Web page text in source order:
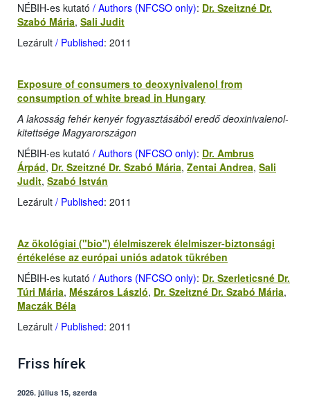
NÉBIH-es kutató / Authors (NFCSO only): Dr. Szeitzné Dr.
Szabó Mária, Sali Judit
Lezárult / Published: 2011
Exposure of consumers to deoxynivalenol from
consumption of white bread in Hungary
A lakosság fehér kenyér fogyasztásából eredő deoxinivalenol-
kitettsége Magyarországon
NÉBIH-es kutató / Authors (NFCSO only): Dr. Ambrus
Árpád, Dr. Szeitzné Dr. Szabó Mária, Zentai Andrea, Sali
Judit, Szabó István
Lezárult / Published: 2011
Az ökológiai ("bio") élelmiszerek élelmiszer-biztonsági
értékelése az európai uniós adatok tükrében
NÉBIH-es kutató / Authors (NFCSO only): Dr. Szerleticsné Dr.
Túri Mária, Mészáros László, Dr. Szeitzné Dr. Szabó Mária,
Maczák Béla
Lezárult / Published: 2011
Friss hírek
2026. július 15, szerda